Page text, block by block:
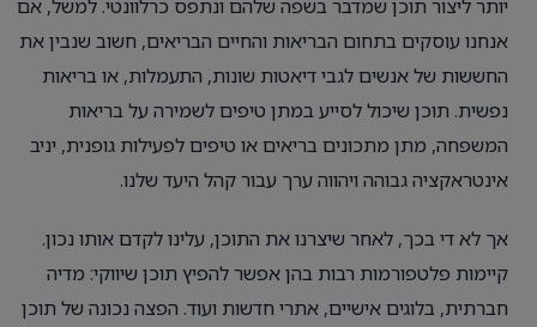
יותר ליצור תוכן שמדבר בשפה שלהם ונתפס כרלוונטי. למשל, אם
אנחנו עוסקים בתחום הבריאות והחיים הבריאים, חשוב שנבין את
החששות של אנשים לגבי דיאטות שונות, התעמלות, או בריאות
נפשית. תוכן שיכול לסייע במתן טיפים לשמירה על בריאות
המשפחה, מתן מתכונים בריאים או טיפים לפעילות גופנית, יניב
אינטראקציה גבוהה ויהווה ערך עבור קהל היעד שלנו.
אך לא די בכך, לאחר שיצרנו את התוכן, עלינו לקדם אותו נכון.
קיימות פלטפורמות רבות בהן אפשר להפיץ תוכן שיווקי: מדיה
חברתית, בלוגים אישיים, אתרי חדשות ועוד. הפצה נכונה של תוכן